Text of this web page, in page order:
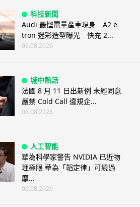
科技新聞
Audi 最慳電量產車現身 A2 e-
tron 迷彩造型曝光 快充 2...
06.08.2026
城中熱話
法國 8 月 11 日出新例 未經同意
嚴禁 Cold Call 違規企...
06.08.2026
人工智能
華為科學家警告 NVIDIA 已近物
理極限 華為「韜定律」可繞過
摩...
06.08.2026